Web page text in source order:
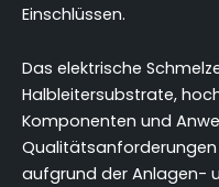
Einschlüssen.
Das elektrische
Halbleitersubstrate,
Komponenten und
aufgrund der Anlagen-